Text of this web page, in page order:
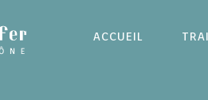
ACCUEIL